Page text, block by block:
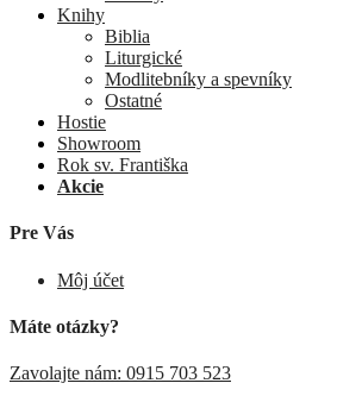
Knihy
Biblia
Liturgické
Modlitebníky a spevníky
Ostatné
Hostie
Showroom
Rok sv. Františka
Akcie
Pre Vás
Môj účet
Máte otázky?
Zavolajte nám: 0915 703 523